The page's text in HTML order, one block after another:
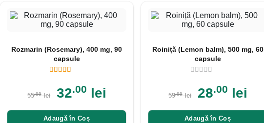
Rozmarin (Rosemary), 400 mg, 90
capsule
55.00 lei 32.00 lei
Adaugă în Coș
Roiniță (Lemon balm), 500 mg, 60
capsule
59.00 lei 28.00 lei
Adaugă în Coș